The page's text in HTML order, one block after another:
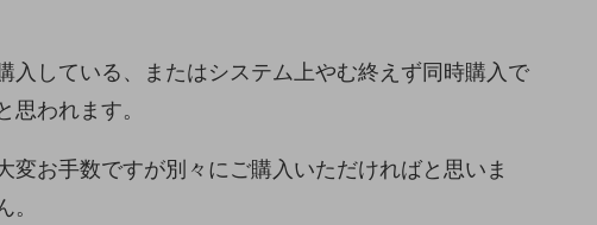
入している、またはシステム上やむ終えず同時購入で
思われます。
変お手数ですが別々にご購入いただければと思いま